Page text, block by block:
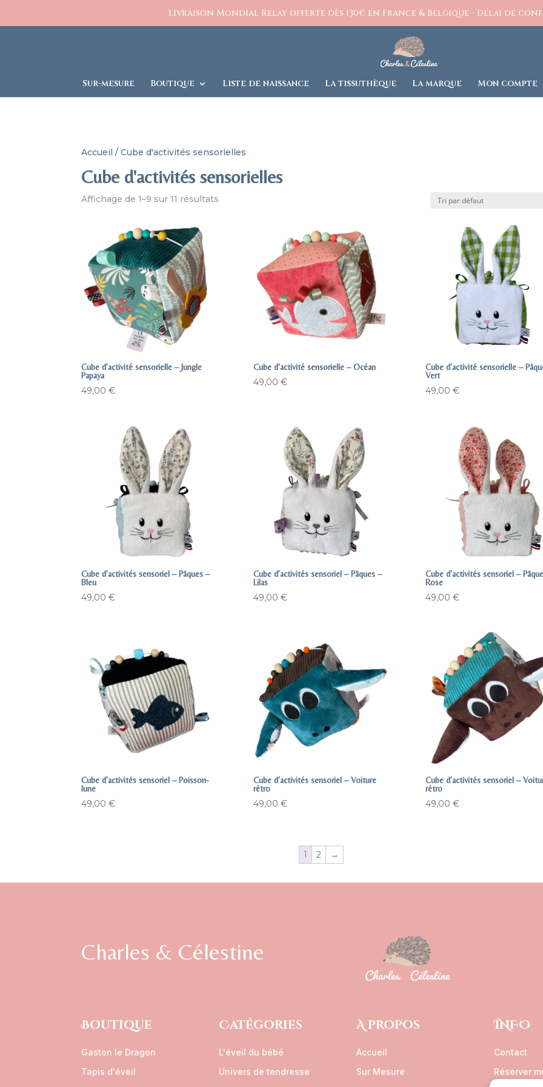
Livraison Mondial Relay offerte dès 130€ en France & Belgique - Délai de
Sur-mesure Boutique Liste de naissance La tissuthèque La marque Mon compte
Accueil / Cube d'activités sensorielles
Cube d'activités sensorielles
Affichage de 1–9 sur 11 résultats
Cube d’activité sensorielle – Jungle
Papaya
49,00€
Cube d’activité sensorielle – Océan
49,00 €
Cube d’activité sensorielle –
Vert
49,00 €
Cube d’activités sensoriel – Pâques –
Bleu
49,00€
Cube d’activités sensoriel – Pâques –
Lilas
49,00 €
Cube d’activités sensoriel –
Rose
49,00 €
Cube d’activités sensoriel – Poisson-
lune
49,00€
Cube d’activités sensoriel – Voiture
rétro
49,00 €
Cube d’activités sensoriel –
rétro
49,00 €
1 2 →
Charles & Célestine
Boutique
Gaston le Dragon
Tapis d'éveil
Catégories
L'éveil du bébé
Univers de tendresse
A propos
Accueil
Sur Mesure
INFO
Contact
Réserver